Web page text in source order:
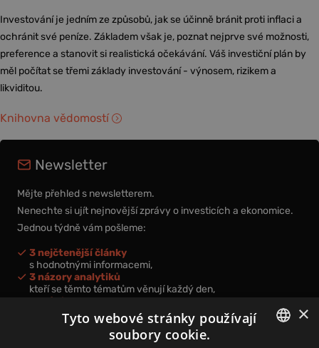
Investování je jedním ze způsobů, jak se účinně bránit proti inflaci a
ochránit své peníze. Základem však je, poznat nejprve své možnosti,
preference a stanovit si realistická očekávání. Váš investiční plán by
měl počítat se třemi základy investování - výnosem, rizikem a
likviditou.
Knihovna vědomostí
Newsletter
Mějte přehled s newsletterem.
Nenechte si ujít nejnovější zprávy o investicích a ekonomice.
Jednou týdně vám pošleme:
3 nejčtenější články
s hodnotnými informacemi,
3 názory analytiků
kteří se těmto tématům věnují každý den,
nová videa a podcasty
k prohloubení vašich znalostí.
×
Tyto webové stránky používají
soubory cookie.